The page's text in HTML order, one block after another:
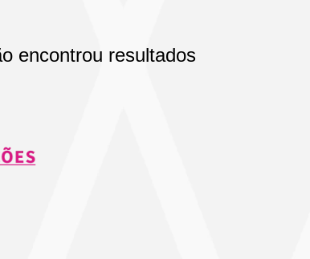
encontrou resultados